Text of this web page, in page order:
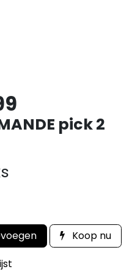
pick 2
Koop nu